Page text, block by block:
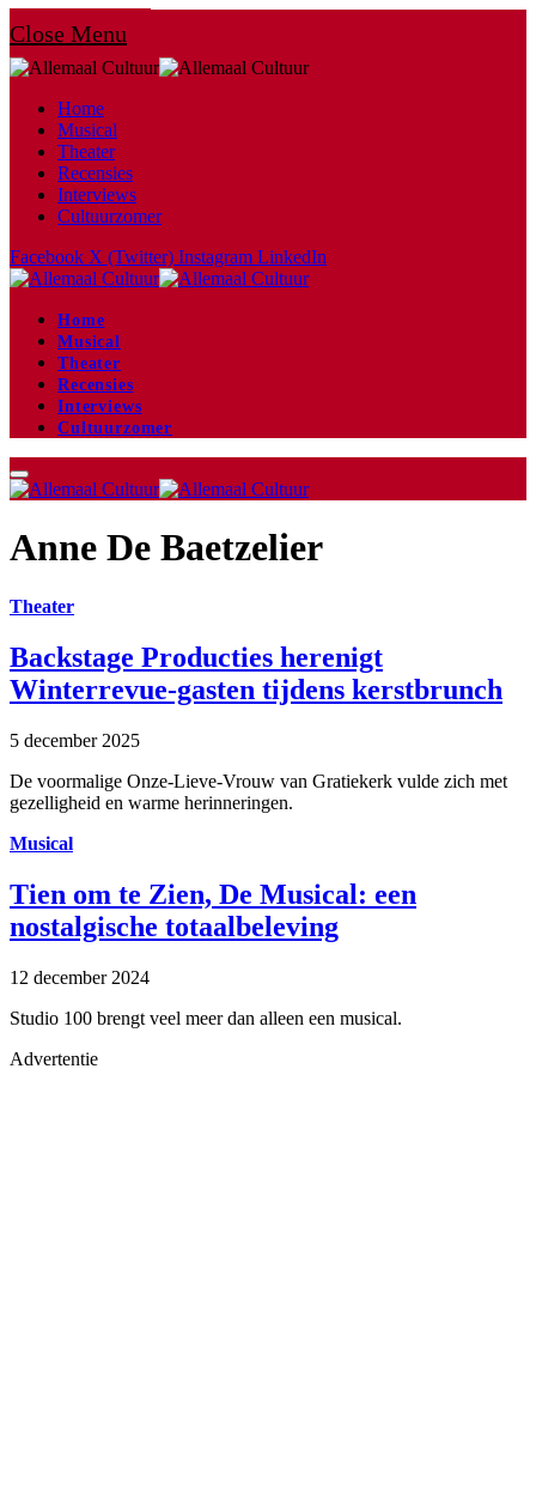
Close Menu
Home
Musical
Theater
Recensies
Interviews
Cultuurzomer
Facebook X (Twitter) Instagram LinkedIn
Home
Musical
Theater
Recensies
Interviews
Cultuurzomer
Anne De Baetzelier
Theater
Backstage Producties herenigt
Winterrevue-gasten tijdens kerstbrunch
5 december 2025
De voormalige Onze-Lieve-Vrouw van Gratiekerk vulde zich met
gezelligheid en warme herinneringen.
Musical
Tien om te Zien, De Musical: een
nostalgische totaalbeleving
12 december 2024
Studio 100 brengt veel meer dan alleen een musical.
Advertentie